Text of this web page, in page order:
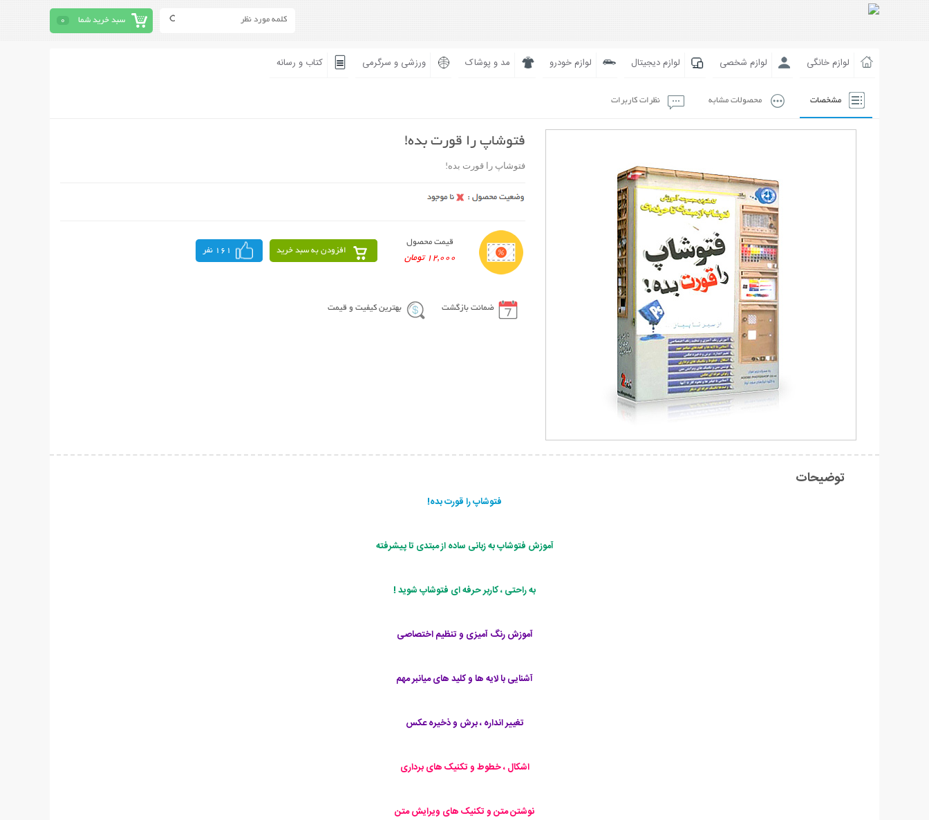
سبد خرید شما 0
لوازم خانگی لوازم شخصی لوازم دیجیتال لوازم خودرو مد و پوشاک ورزشی و سرگرمی کتاب و رسانه
مشخصات محصولات مشابه نظرات کاربرات
فتوشاپ را قورت بده!
فتوشاپ را قورت بده!
قیمت محصول
12,000 تومان
افزودن به سبد خرید 161 نفر
ضمانت بازگشت بهترین کیفیت و قیمت
توضیحات
فتوشاپ را قورت بده!
آموزش فتوشاپ به زبانی ساده از مبتدی تا پیشرفته
به راحتی ، کاربر حرفه ای فتوشاپ شوید !
آموزش رنگ آمیزی و تنظیم اختصاصی
آشنایی با لایه ها و کلید های میانبر مهم
تغییر انداره ، برش و ذخیره عکس
اشکال ، خطوط و تکنیک های برداری
نوشتن متن و تکنیک های ویرایش متن